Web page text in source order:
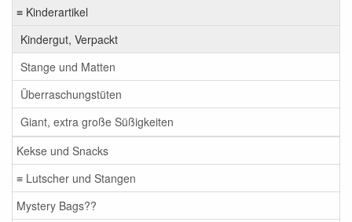
≡ Kinderartikel
Kindergut, Verpackt
Stange und Matten
Überraschungstüten
Giant, extra große Süßigkeiten
Kekse und Snacks
≡ Lutscher und Stangen
Mystery Bags??